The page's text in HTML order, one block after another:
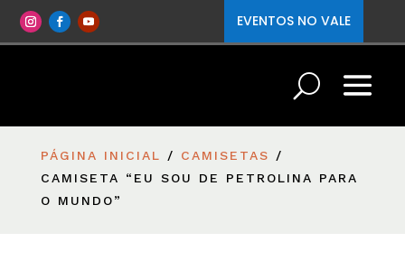
EVENTOS NO VALE
PÁGINA INICIAL / CAMISETAS
/
CAMISETA “EU SOU DE PETROLINA PARA
O MUNDO”